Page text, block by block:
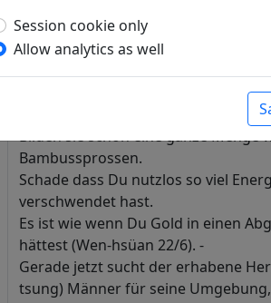
Doch wie könnte ich kleiner Beamter
damals Professor an der kaiserlichen
Wenn ich Deine tief im Koffer
Bilden sie schon eine ganze Menge
Bambussprossen.
Schade dass Du nutzlos so viel
verschwendet hast.
Es ist wie wenn Du Gold in einen
hättest (Wen-hsüan 22/6). -
Gerade jetzt sucht der erhabene
tsung) Männer für seine Umgebung,
Session cookie only
Allow analytics as well